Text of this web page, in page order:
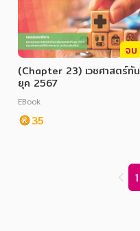
จบ
(Chapter 23) เวชศาสตร์ทัน
ยุค 2567
EBook
35
1